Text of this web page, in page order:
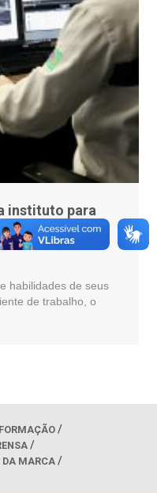
instituto para
no
habilidades de seus
de trabalho, o
DA MARCA